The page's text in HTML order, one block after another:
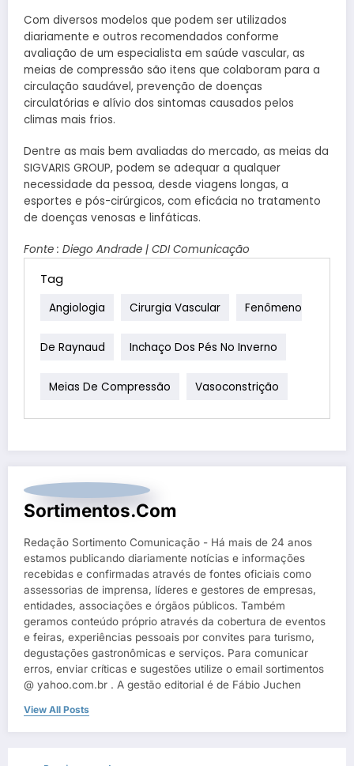
Com diversos modelos que podem ser utilizados
diariamente e outros recomendados conforme
avaliação de um especialista em saúde vascular, as
meias de compressão são itens que colaboram para a
circulação saudável, prevenção de doenças
circulatórias e alívio dos sintomas causados pelos
climas mais frios.
Dentre as mais bem avaliadas do mercado, as meias da
SIGVARIS GROUP, podem se adequar a qualquer
necessidade da pessoa, desde viagens longas, a
esportes e pós-cirúrgicos, com eficácia no tratamento
de doenças venosas e linfáticas.
Fonte : Diego Andrade | CDI Comunicação
Tag
Angiologia Cirurgia Vascular Fenômeno
De Raynaud Inchaço Dos Pés No Inverno
Meias De Compressão Vasoconstrição
Sortimentos.com
Redação Sortimento Comunicação - Há mais de 24 anos
estamos publicando diariamente notícias e informações
recebidas e confirmadas através de fontes oficiais como
assessorias de imprensa, líderes e gestores de empresas,
entidades, associações e órgãos públicos. Também
geramos conteúdo próprio através da cobertura de eventos
e feiras, experiências pessoais por convites para turismo,
degustações gastronômicas e serviços. Para comunicar
erros, enviar críticas e sugestões utilize o email sortimentos
@ yahoo.com.br . A gestão editorial é de Fábio Juchen
View All Posts